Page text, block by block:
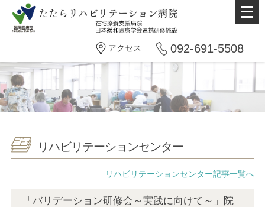
メ
ニ
ー
開
092-691-5508
アクセス
リハビリテーションセンター
リハビリテーションセンター記事一覧へ
「バリデーション研修会～実践に向けて～」院